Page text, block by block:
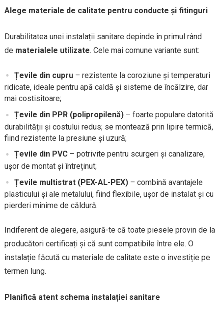
Alege materiale de calitate pentru conducte și fitinguri
Durabilitatea unei instalații sanitare depinde în primul rând
de materialele utilizate. Cele mai comune variante sunt:
Țevile din cupru– rezistente la coroziune și temperaturi
ridicate, ideale pentru apă caldă și sisteme de încălzire, dar
mai costisitoare;
Țevile din PPR (polipropilenă)– foarte populare datorită
durabilității și costului redus; se montează prin lipire termică,
fiind rezistente la presiune și uzură;
Țevile din PVC– potrivite pentru scurgeri și canalizare,
ușor de montat și întreținut;
Țevile multistrat (PEX-AL-PEX)– combină avantajele
plasticului și ale metalului, fiind flexibile, ușor de instalat și cu
pierderi minime de căldură.
Indiferent de alegere, asigură-te că toate piesele provin de la
producători certificați și că sunt compatibile între ele. O
instalație făcută cu materiale de calitate este o investiție pe
termen lung.
Planifică atent schema instalației sanitare